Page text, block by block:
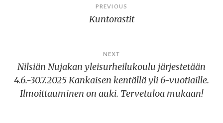
PREVIOUS
Kuntorastit
NEXT
Nilsiän Nujakan yleisurheilukoulu järjestetään
4.6.-30.7.2025 Kankaisen kentällä yli 6-vuotiaille.
Ilmoittauminen on auki. Tervetuloa mukaan!